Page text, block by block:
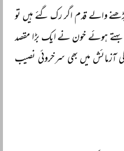
والے قدم اگر رک گئے ہیں تو
ہوئے خون نے ایک بڑا مقصد
آزمائش میں بھی سرخروئی نصیب